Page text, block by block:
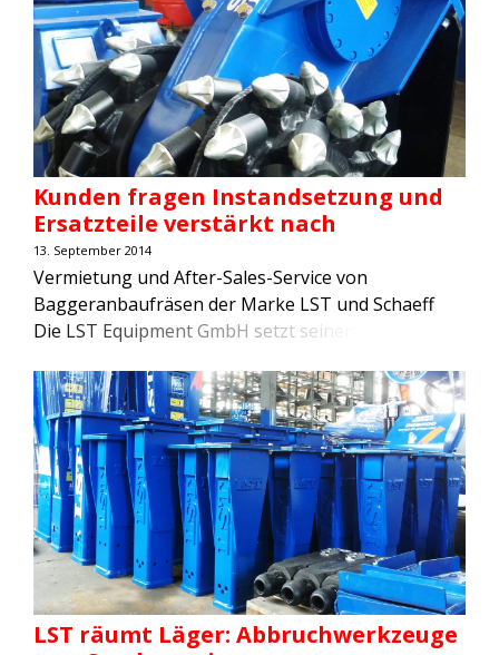
Kunden fragen Instandsetzung und
Ersatzteile verstärkt nach
13. September 2014
Vermietung und After-Sales-Service von
Baggeranbaufräsen der Marke LST und Schaeff
Die LST Equipment GmbH setzt seinen
After-Sales-Service von Baggeranbaufrasen der
Serie LST SC und der Baggeranbaufrasen des
Herstellers Schaeff, Serie WS. Die LST Equipment
GmbH mit ihren Standorten in Zwickau, Passau,
Kagiswil (Schweiz), Wien (Osterreich) sowie
Katowice (Polen) […]
LST räumt Läger: Abbruchwerkzeuge